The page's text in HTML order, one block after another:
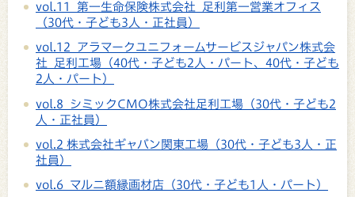
vol.11 第一生命保険株式会社 足利第一営業オフィス
（30代・子ども3人・正社員）
vol.12 アラマークユニフォームサービスジャパン株式会
社 足利工場（40代・子ども2人・パート、40代・子ども
2人・パート）
vol.8 シミックCMO株式会社足利工場（30代・子ども2
人・正社員）
vol.2 株式会社ギャバン関東工場（30代・子ども3人・正
社員）
vol.6 マルニ額縁画材店（30代・子ども1人・パート）